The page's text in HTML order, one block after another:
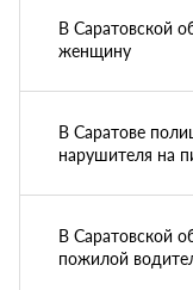
В Саратовской
женщину
В Саратове
нарушителя на
В Саратовской
пожилой